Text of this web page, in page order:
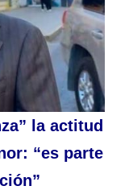
la actitud
“es parte